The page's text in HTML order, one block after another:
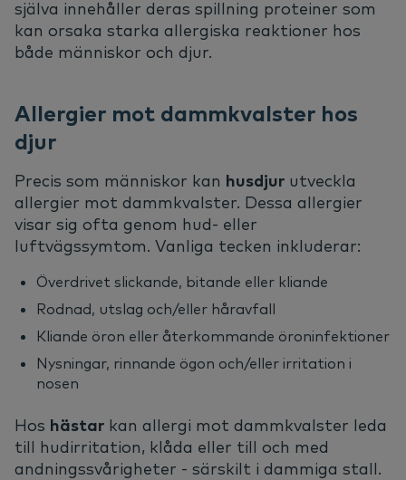
själva innehåller deras spillning proteiner som
kan orsaka starka allergiska reaktioner hos
både människor och djur.
Allergier mot dammkvalster hos
djur
Precis som människor kan husdjur utveckla
allergier mot dammkvalster. Dessa allergier
visar sig ofta genom hud- eller
luftvägssymtom. Vanliga tecken inkluderar:
Överdrivet slickande, bitande eller kliande
Rodnad, utslag och/eller håravfall
Kliande öron eller återkommande öroninfektioner
Nysningar, rinnande ögon och/eller irritation i
nosen
Hos hästar kan allergi mot dammkvalster leda
till hudirritation, klåda eller till och med
andningssvårigheter - särskilt i dammiga stall.